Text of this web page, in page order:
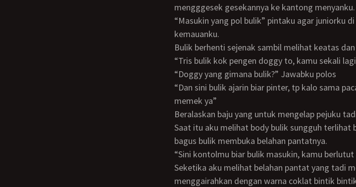
mengggesek gesekannya ke kantong menyanku.
“Masukin yang pol bulik” pintaku agar juniorku di lahabnya habis. Ia pun menuruti
kemauanku.
Bulik berhenti sejenak sambil melihat keatas
“Tris bulik kok pengen doggy to, kamu sekali
“Doggy yang gimana bulik?” Jawabku polos
“Dan sini bulik ajarin biar pinter, tp kalo sama pacarmu jangan dikeluarin di dalem
memek ya”
Beralaskan baju yang untuk mengelap pejuku tadi bulik menyiapkan posisi doggy.
Saat itu aku melihat body bulik sungguh terlihat
bagus bulik membuka belahan pantatnya.
“Sini kontolmu biar bulik masukin, kamu berlutut
Seketika aku melihat belahan pantat yang tadi membuatku hilang kesadaran begitu
menggairahkan dengan warna coklat bintik